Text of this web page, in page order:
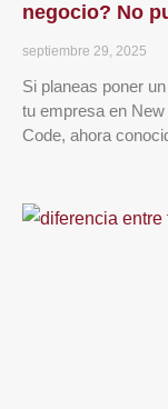
negocio? No
septiembre 29, 2025
Si planeas poner
tu empresa en
Code, ahora